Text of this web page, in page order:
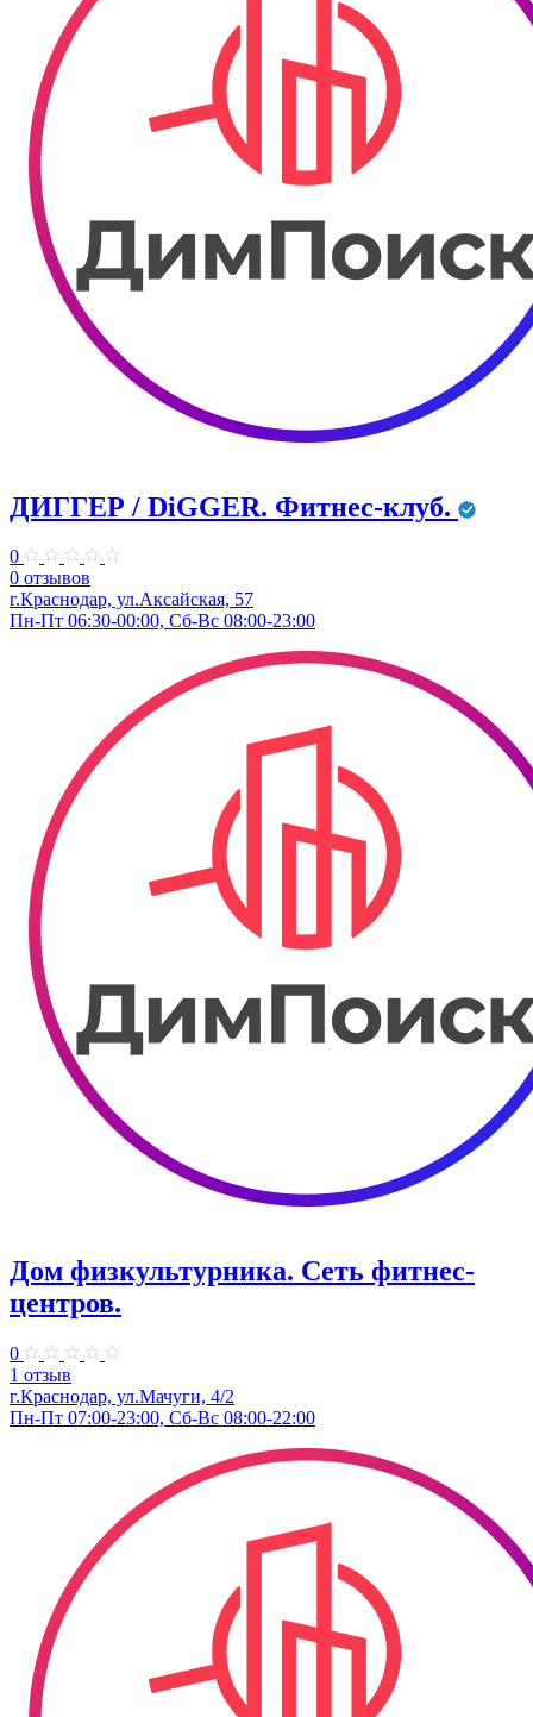
ДИГГЕР / DiGGER. Фитнес-клуб.
0
0 отзывов
г.Краснодар, ул.Аксайская, 57
Пн-Пт 06:30-00:00, Сб-Вс 08:00-23:00
Дом физкультурника. Сеть фитнес-
центров.
0
1 отзыв
г.Краснодар, ул.Мачуги, 4/2
Пн-Пт 07:00-23:00, Сб-Вс 08:00-22:00